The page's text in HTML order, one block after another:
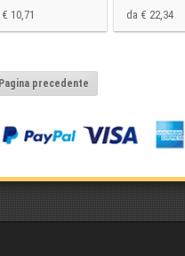
10,71 da € 22,34
Pagina precedente